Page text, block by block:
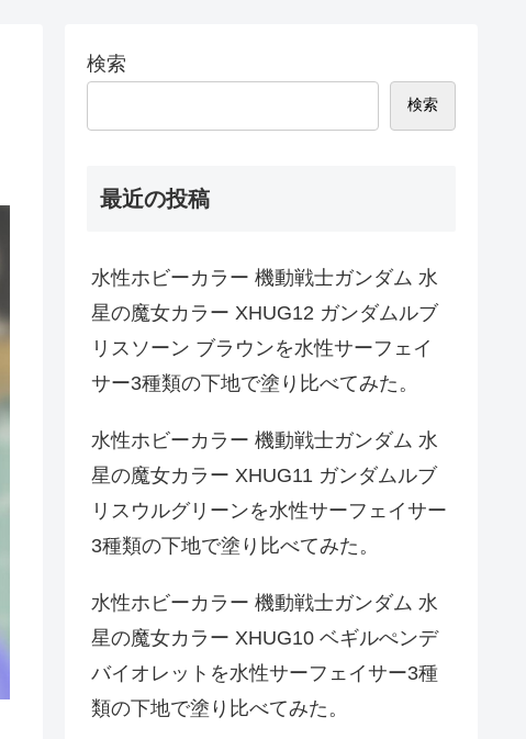
検索
検索
最近の投稿
水性ホビーカラー 機動戦士ガンダム 水
星の魔女カラー XHUG12 ガンダムルブ
リスソーン ブラウンを水性サーフェイ
サー3種類の下地で塗り比べてみた。
水性ホビーカラー 機動戦士ガンダム 水
星の魔女カラー XHUG11 ガンダムルブ
リスウルグリーンを水性サーフェイサー
3種類の下地で塗り比べてみた。
水性ホビーカラー 機動戦士ガンダム 水
星の魔女カラー XHUG10 ベギルぺンデ
バイオレットを水性サーフェイサー3種
類の下地で塗り比べてみた。